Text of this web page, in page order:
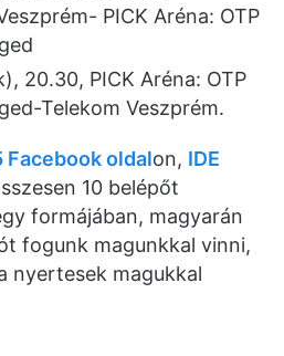
PICK Aréna: OTP
20.30, PICK Aréna: OTP
Telekom Veszprém.
Facebook oldalon, IDE
10 belépőt
formájában, magyarán
fogunk magunkkal vinni,
nyertesek magukkal